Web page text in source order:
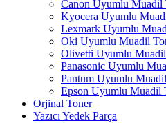
Canon Uyumlu Muadil
Kyocera Uyumlu
Lexmark Uyumlu
Oki Uyumlu Muadil
Olivetti Uyumlu
Panasonic Uyumlu
Pantum Uyumlu
Epson Uyumlu Muadil
Orjinal Toner
Yazıcı Yedek Parça